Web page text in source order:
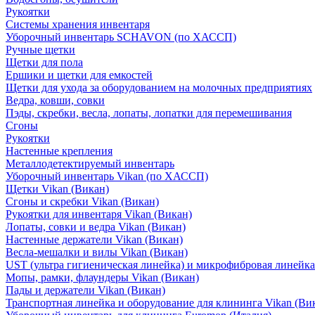
Рукоятки
Системы хранения инвентаря
Уборочный инвентарь SCHAVON (по ХАССП)
Ручные щетки
Щетки для пола
Ершики и щетки для емкостей
Щетки для ухода за оборудованием на молочных предприятиях
Ведра, ковши, совки
Пэды, скребки, весла, лопаты, лопатки для перемешивания
Сгоны
Рукоятки
Настенные крепления
Металлодетектируемый инвентарь
Уборочный инвентарь Vikan (по ХАССП)
Щетки Vikan (Викан)
Сгоны и скребки Vikan (Викан)
Рукоятки для инвентаря Vikan (Викан)
Лопаты, совки и ведра Vikan (Викан)
Настенные держатели Vikan (Викан)
Весла-мешалки и вилы Vikan (Викан)
UST (ультра гигиеническая линейка) и микрофибровая линейка
Мопы, рамки, флаундеры Vikan (Викан)
Пады и держатели Vikan (Викан)
Транспортная линейка и оборудование для клининга Vikan